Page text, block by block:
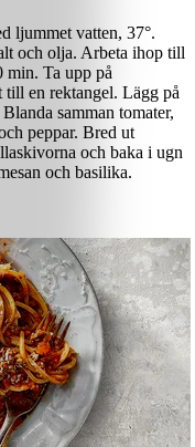
ljummet vatten, 37°.
och olja. Arbeta ihop till
min. Ta upp på
en rektangel. Lägg på
samman tomater,
peppar. Bred ut
och baka i ugn
och basilika.